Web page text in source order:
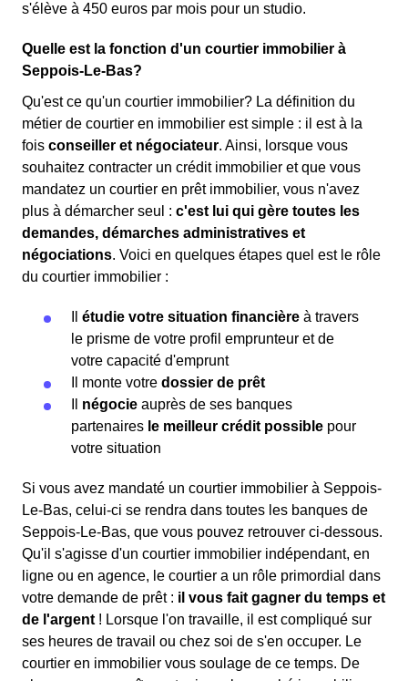
s'élève à 450 euros par mois pour un studio.
Quelle est la fonction d'un courtier immobilier à
Seppois-Le-Bas?
Qu'est ce qu'un courtier immobilier? La définition du
métier de courtier en immobilier est simple : il est à la
fois conseiller et négociateur. Ainsi, lorsque vous
souhaitez contracter un crédit immobilier et que vous
mandatez un courtier en prêt immobilier, vous n'avez
plus à démarcher seul : c'est lui qui gère toutes les
demandes, démarches administratives et
négociations. Voici en quelques étapes quel est le rôle
du courtier immobilier :
étudie votre situation financière à travers
le prisme de votre profil emprunteur et de
votre capacité d'emprunt
Il monte votre dossier de prêt
négocie auprès de ses banques
partenaires le meilleur crédit possible pour
votre situation
Si vous avez mandaté un courtier immobilier à Seppois-
Le-Bas, celui-ci se rendra dans toutes les banques de
Seppois-Le-Bas, que vous pouvez retrouver ci-dessous.
Qu'il s'agisse d'un courtier immobilier indépendant, en
ligne ou en agence, le courtier a un rôle primordial dans
votre demande de prêt : il vous fait gagner du temps et
de l'argent ! Lorsque l'on travaille, il est compliqué sur
ses heures de travail ou chez soi de s'en occuper. Le
courtier en immobilier vous soulage de ce temps. De